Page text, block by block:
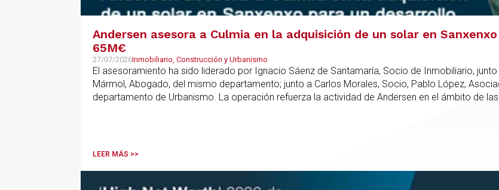
Andersen asesora a Culmia en la adquisición de un solar en
65M€
27/07/2026Inmobiliario, Construcción y Urbanismo
El asesoramiento ha sido liderado por Ignacio Sáenz de Santamaría, Socio de Inmobiliario,
Mármol, Abogado, del mismo departamento; junto a Carlos Morales, Socio, Pablo López,
departamento de Urbanismo. La operación refuerza la actividad de Andersen en el ámbito de
LEER MÁS >>